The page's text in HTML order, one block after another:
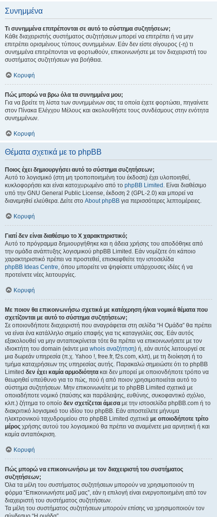
Συνημμένα
Τι συνημμένα επιτρέπονται σε αυτό το σύστημα συζητήσεων;
Κάθε διαχειριστής συστήματος συζητήσεων μπορεί να επιτρέπει ή να μην
επιτρέπει ορισμένους τύπους συνημμένων. Εάν δεν είστε σίγουρος (-η) τι
συνημμένα επιτρέπονται να φορτωθούν, επικοινωνήστε με τον διαχειριστή του
συστήματος συζητήσεων για βοήθεια.
Κορυφή
Πώς μπορώ να βρω όλα τα συνημμένα μου;
Για να βρείτε τη λίστα των συνημμένων σας τα οποία έχετε φορτώσει, πηγαίνετε
στον Πίνακα Ελέγχου Μέλους και ακολουθήστε τους συνδέσμους στην ενότητα
συνημμένων.
Κορυφή
Θέματα σχετικά με το phpBB
Ποιος έχει δημιουργήσει αυτό το σύστημα συζητήσεων;
Αυτό το λογισμικό (στη μη τροποποιημένη του έκδοση) έχει υλοποιηθεί,
κυκλοφορήσει και είναι κατοχυρωμένο από το phpBB Limited . Είναι διαθέσιμο
υπό την GNU General Public License, έκδοση 2 (GPL-2.0) και μπορεί να
διανεμηθεί ελεύθερα. Δείτε στο About phpBB για περισσότερες λεπτομέρειες.
Κορυφή
Γιατί δεν είναι διαθέσιμο το Χ χαρακτηριστικό;
Αυτό το πρόγραμμα δημιουργήθηκε και η άδεια χρήσης του αποδόθηκε από
την ομάδα ανάπτυξης λογισμικού phpBB Limited. Εάν νομίζετε ότι κάποιο
χαρακτηριστικό πρέπει να προστεθεί, επισκεφθείτε την ιστοσελίδα
phpBB Ideas Centre, όπου μπορείτε να ψηφίσετε υπάρχουσες ιδέες ή να
προτείνετε νέες λειτουργίες.
Κορυφή
Με ποιον θα επικοινωνήσω σχετικά με κατάχρηση ή/και νομικά θέματα που
σχετίζονται με αυτό το σύστημα συζητήσεων;
Σε οποιονδήποτε διαχειριστή που αναγράφεται στη σελίδα “Η Ομάδα” θα πρέπει
να είναι ένα κατάλληλο σημείο επαφής για τις καταγγελίες σας. Εάν αυτός
εξακολουθεί να μην ανταποκρίνεται τότε θα πρέπει να επικοινωνήσετε με τον
ιδιοκτήτη του domain (κάντε μια whois αναζήτηση) ή, εάν αυτός λειτουργεί σε
μια δωρεάν υπηρεσία (π.χ. Yahoo !, free.fr, f2s.com, κλπ), με τη διοίκηση ή το
τμήμα καταχρήσεων της υπηρεσίας αυτής. Παρακαλώ σημειώστε ότι το phpBB
Limited δεν έχει καμία αρμοδιότητα και δεν μπορεί με οποιονδήποτε τρόπο να
θεωρηθεί υπεύθυνο για το πώς, πού ή από ποιον χρησιμοποιείται αυτό το
σύστημα συζητήσεων. Μην επικοινωνείτε με το phpBB Limited σχετικά με
οποιαδήποτε νομικό (παύσης και παράλειψης, ευθύνης, συκοφαντικό σχόλιο,
κλπ.) ζήτημα το οποίο δεν σχετίζεται άμεσα με την ιστοσελίδα phpBB.com ή το
διακριτικό λογισμικό του ιδίου του phpBB. Εάν αποστείλετε μήνυμα
ηλεκτρονικού ταχυδρομείου στο phpBB Limited σχετικά με οποιοδήποτε τρίτο
μέρος χρήσης αυτού του λογισμικού θα πρέπει να αναμένετε μια αρνητική ή και
καμία ανταπόκριση.
Κορυφή
Πώς μπορώ να επικοινωνήσω με τον διαχειριστή του συστήματος
συζητήσεων;
Όλα τα μέλη του συστήματος συζητήσεων μπορούν να χρησιμοποιούν τη
φόρμα “Επικοινωνήστε μαζί μας”, εάν η επιλογή είναι ενεργοποιημένη από τον
διαχειριστή του συστήματος συζητήσεων.
Τα μέλη του συστήματος συζητήσεων μπορούν επίσης να χρησιμοποιούν τον